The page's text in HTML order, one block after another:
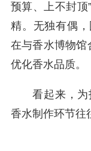
预算、上不封
精。无独有偶
在与香水博物馆
优化香水品质。
看起来，
香水制作环节往